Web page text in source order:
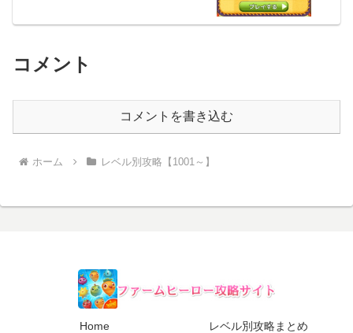
コメント
コメントを書き込む
ホーム レベル別攻略【1001～】
Home レベル別攻略まとめ